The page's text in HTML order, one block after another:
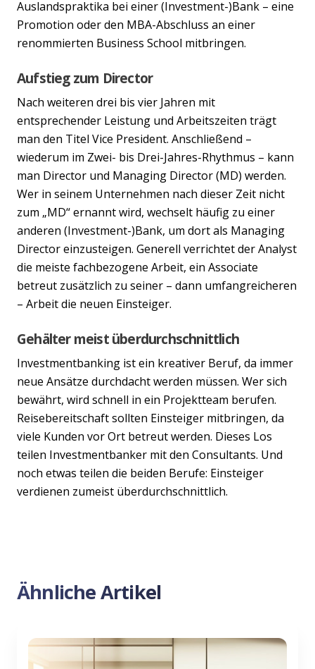
Auslandspraktika bei einer (Investment-)Bank – eine
Promotion oder den MBA-Abschluss an einer
renommierten Business School mitbringen.
Aufstieg zum Director
Nach weiteren drei bis vier Jahren mit
entsprechender Leistung und Arbeitszeiten trägt
man den Titel Vice President. Anschließend –
wiederum im Zwei- bis Drei-Jahres-Rhythmus – kann
man Director und Managing Director (MD) werden.
Wer in seinem Unternehmen nach dieser Zeit nicht
zum „MD“ ernannt wird, wechselt häufig zu einer
anderen (Investment-)Bank, um dort als Managing
Director einzusteigen. Generell verrichtet der Analyst
die meiste fachbezogene Arbeit, ein Associate
betreut zusätzlich zu seiner – dann umfangreicheren
– Arbeit die neuen Einsteiger.
Gehälter meist überdurchschnittlich
Investmentbanking ist ein kreativer Beruf, da immer
neue Ansätze durchdacht werden müssen. Wer sich
bewährt, wird schnell in ein Projektteam berufen.
Reisebereitschaft sollten Einsteiger mitbringen, da
viele Kunden vor Ort betreut werden. Dieses Los
teilen Investmentbanker mit den Consultants. Und
noch etwas teilen die beiden Berufe: Einsteiger
verdienen zumeist überdurchschnittlich.
Ähnliche Artikel